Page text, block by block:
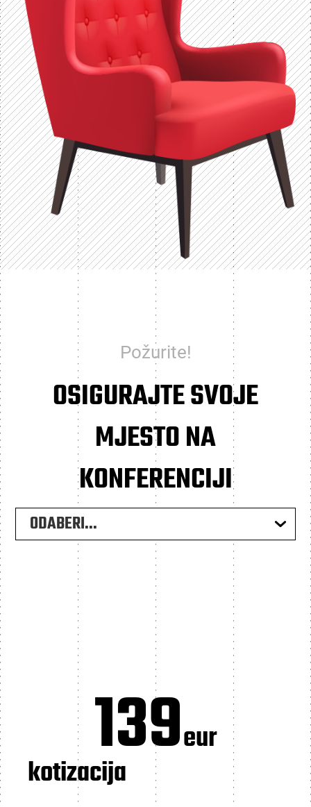
Požurite!
OSIGURAJTE SVOJE
MJESTO NA
KONFERENCIJI
ODABERI...
139eur
kotizacija